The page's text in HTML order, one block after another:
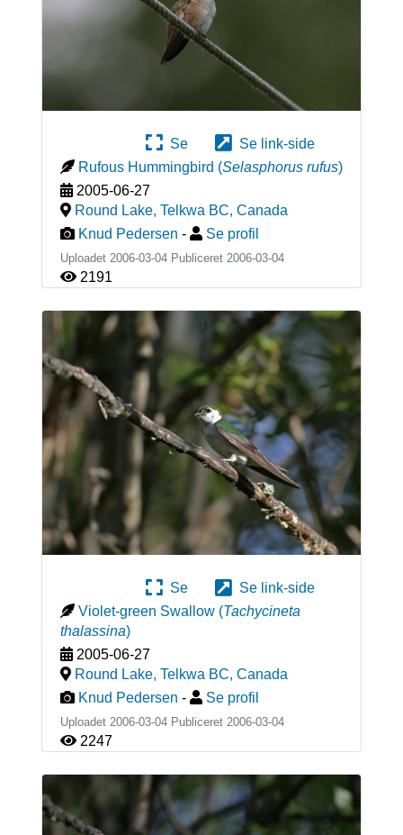
Se
Se link-side
Rufous Hummingbird (Selasphorus rufus)
2005-06-27
Round Lake, Telkwa BC, Canada
Knud Pedersen - Se profil
Uploadet 2006-03-04 Publiceret 2006-03-04
2191
Se
Se link-side
Violet-green Swallow (Tachycineta
thalassina)
2005-06-27
Round Lake, Telkwa BC, Canada
Knud Pedersen - Se profil
Uploadet 2006-03-04 Publiceret 2006-03-04
2247